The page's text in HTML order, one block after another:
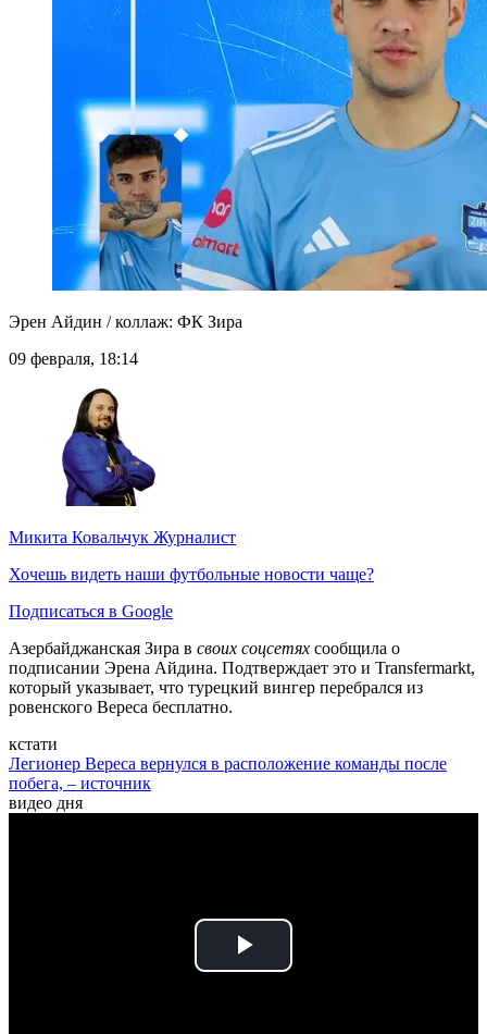
Эрен Айдин / коллаж: ФК Зира
09 февраля, 18:14
Микита Ковальчук Журналист
Хочешь видеть наши футбольные новости чаще?
Подписаться в Google
Азербайджанская Зира в своих соцсетях сообщила о
подписании Эрена Айдина. Подтверждает это и Transfermarkt,
который указывает, что турецкий вингер перебрался из
ровенского Вереса бесплатно.
кстати
Легионер Вереса вернулся в расположение команды после
побега, – источник
видео дня
Play